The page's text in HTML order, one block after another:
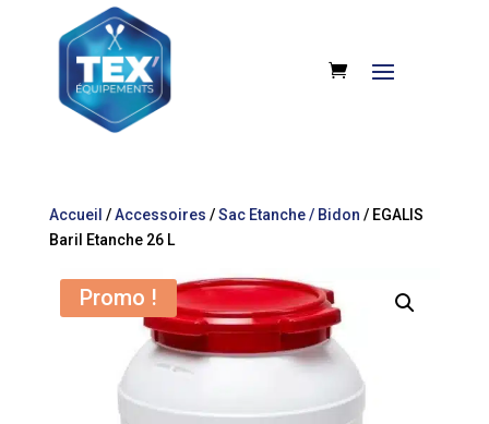
Accueil /Accessoires /Sac Etanche / Bidon / EGALIS
Baril Etanche 26 L
Promo !